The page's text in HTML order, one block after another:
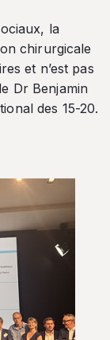
la
chirurgicale
et n’est pas
Dr Benjamin
des 15-20.